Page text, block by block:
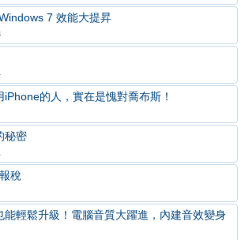
7 效能大提昇
的人，實在是愧對喬布斯！
秘密
稅
能輕鬆升級！電腦音質大躍進，內建音效變身